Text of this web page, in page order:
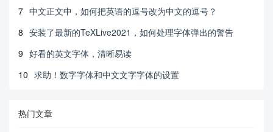
7 中文正文中，如何把英语的逗号改为中文的逗号？
8 安装了最新的TeXLive2021，如何处理字体弹出的警告
9 好看的英文字体，清晰易读
10 求助！数字字体和中文文字字体的设置
热门文章